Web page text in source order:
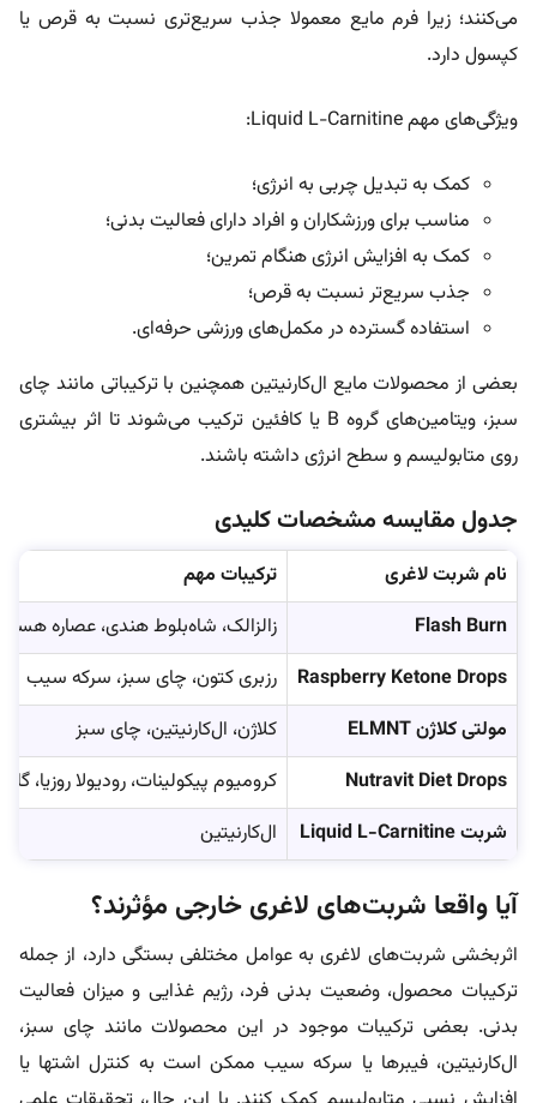
می‌کنند؛ زیرا فرم مایع معمولا جذب سریع‌تری نسبت به قرص یا
کپسول دارد.
ویژگی‌های مهم Liquid L-Carnitine:
کمک به تبدیل چربی به انرژی؛
مناسب برای ورزشکاران و افراد دارای فعالیت بدنی؛
کمک به افزایش انرژی هنگام تمرین؛
جذب سریع‌تر نسبت به قرص؛
استفاده گسترده در مکمل‌های ورزشی حرفه‌ای.
بعضی از محصولات مایع ال‌کارنیتین همچنین با ترکیباتی مانند چای
سبز، ویتامین‌های گروه B یا کافئین ترکیب می‌شوند تا اثر بیشتری
روی متابولیسم و سطح انرژی داشته باشند.
جدول مقایسه مشخصات کلیدی
نام شربت لاغری
ترکیبات مهم
Flash Burn
زالزالک، شاه‌بلوط هندی، عصاره هسته
Raspberry Ketone Drops
رزبری کتون، چای سبز، سرکه سیب
مولتی کلاژن ELMNT
کلاژن، ال‌کارنیتین، چای سبز
Nutravit Diet Drops
کرومیوم پیکولینات، رودیولا روزیا،
شربت Liquid L-Carnitine
ال‌کارنیتین
آیا واقعا شربت‌های لاغری خارجی مؤثرند؟
اثربخشی شربت‌های لاغری به عوامل مختلفی بستگی دارد، از جمله
ترکیبات محصول، وضعیت بدنی فرد، رژیم غذایی و میزان فعالیت
بدنی. بعضی ترکیبات موجود در این محصولات مانند چای سبز،
ال‌کارنیتین، فیبرها یا سرکه سیب ممکن است به کنترل اشتها یا